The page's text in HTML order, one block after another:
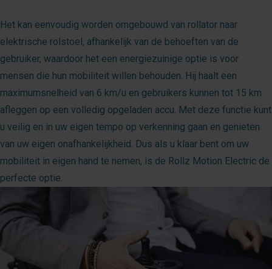
Het kan eenvoudig worden omgebouwd van rollator naar
elektrische rolstoel, afhankelijk van de behoeften van de
gebruiker, waardoor het een energiezuinige optie is voor
mensen die hun mobiliteit willen behouden. Hij haalt een
maximumsnelheid van 6 km/u en gebruikers kunnen tot 15 km
afleggen op een volledig opgeladen accu. Met deze functie kunt
u veilig en in uw eigen tempo op verkenning gaan en genieten
van uw eigen onafhankelijkheid. Dus als u klaar bent om uw
mobiliteit in eigen hand te nemen, is de Rollz Motion Electric de
perfecte optie.